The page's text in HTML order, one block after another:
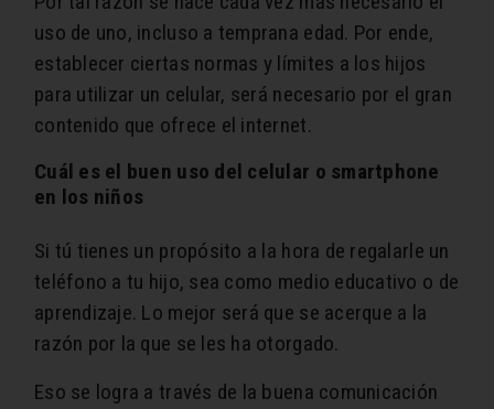
uso de uno, incluso a temprana edad. Por ende,
establecer ciertas normas y límites a los hijos
para utilizar un celular, será necesario por el gran
contenido que ofrece el internet.
Cuál es el buen uso del celular o smartphone
en los niños
Si tú tienes un propósito a la hora de regalarle un
teléfono a tu hijo, sea como medio educativo o de
aprendizaje. Lo mejor será que se acerque a la
razón por la que se les ha otorgado.
Eso se logra a través de la buena comunicación